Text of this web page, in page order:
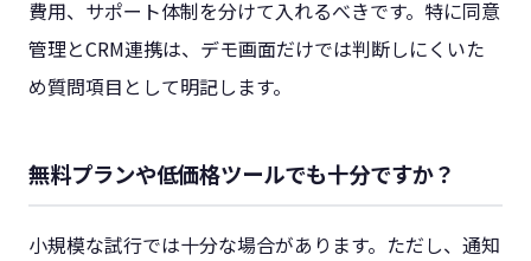
費用、サポート体制を分けて入れるべきです。特に同意
管理とCRM連携は、デモ画面だけでは判断しにくいた
め質問項目として明記します。
無料プランや低価格ツールでも十分ですか？
小規模な試行では十分な場合があります。ただし、通知